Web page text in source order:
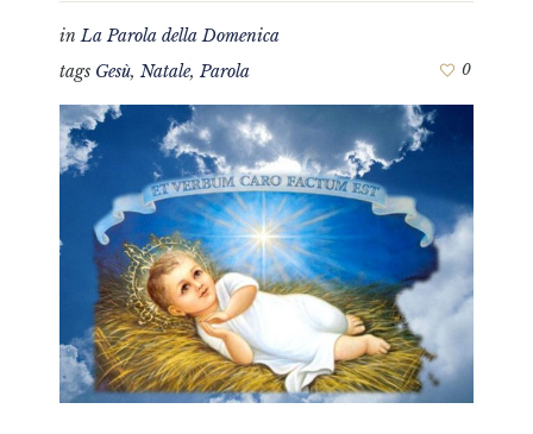
inLa Parola della Domenica
tags Gesù, Natale,Parola 0